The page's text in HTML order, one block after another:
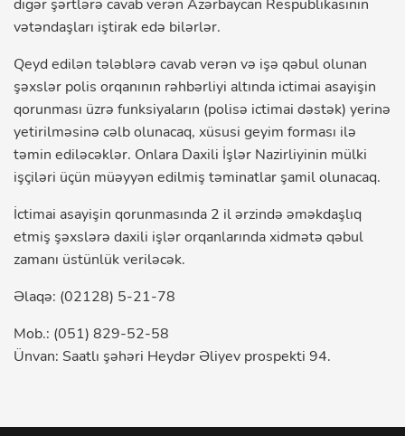
digər şərtlərə cavab verən Azərbaycan Respublikasının
vətəndaşları iştirak edə bilərlər.
Qeyd edilən tələblərə cavab verən və işə qəbul olunan
şəxslər polis orqanının rəhbərliyi altında ictimai asayişin
qorunması üzrə funksiyaların (polisə ictimai dəstək) yerinə
yetirilməsinə cəlb olunacaq, xüsusi geyim forması ilə
təmin ediləcəklər. Onlara Daxili İşlər Nazirliyinin mülki
işçiləri üçün müəyyən edilmiş təminatlar şamil olunacaq.
İctimai asayişin qorunmasında 2 il ərzində əməkdaşlıq
etmiş şəxslərə daxili işlər orqanlarında xidmətə qəbul
zamanı üstünlük veriləcək.
Əlaqə: (02128) 5-21-78
Mob.: (051) 829-52-58
Ünvan: Saatlı şəhəri Heydər Əliyev prospekti 94.